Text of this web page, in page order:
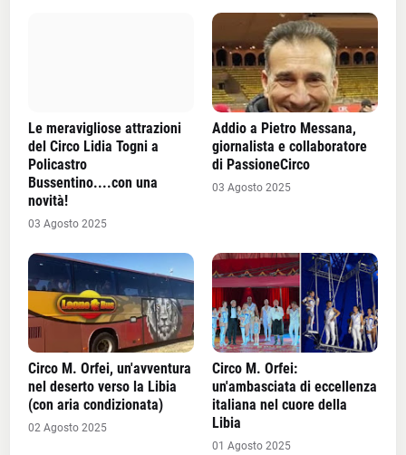
Le meravigliose attrazioni
del Circo Lidia Togni a
Policastro
Bussentino....con una
novità!
03 Agosto 2025
Addio a Pietro Messana,
giornalista e collaboratore
di PassioneCirco
03 Agosto 2025
Circo M. Orfei, un'avventura
nel deserto verso la Libia
(con aria condizionata)
02 Agosto 2025
Circo M. Orfei:
un'ambasciata di eccellenza
italiana nel cuore della
Libia
01 Agosto 2025